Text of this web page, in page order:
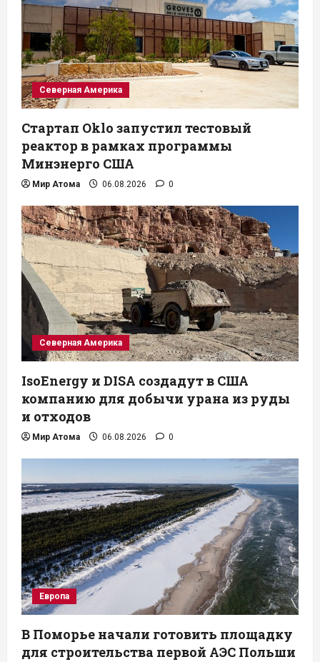
Северная Америка
Стартап Oklo запустил тестовый
реактор в рамках программы
Минэнерго США
Мир Атома 06.08.2026 0
Северная Америка
IsoEnergy и DISA создадут в США
компанию для добычи урана из руды
и отходов
Мир Атома 06.08.2026 0
Европа
В Поморье начали готовить площадку
для строительства первой АЭС Польши